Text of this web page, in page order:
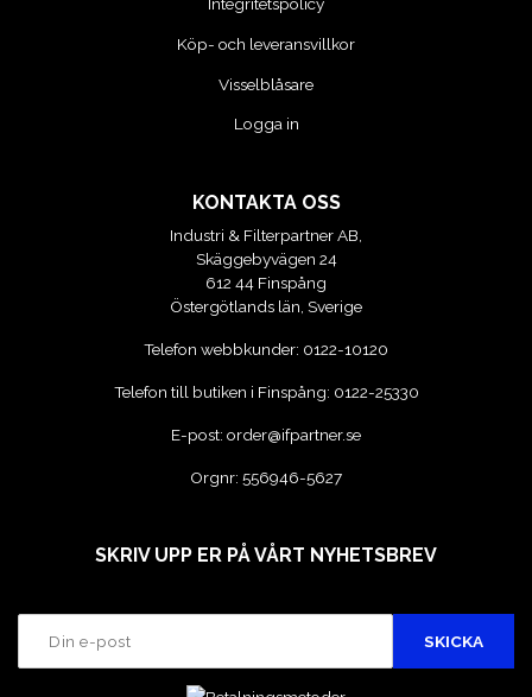
Köp- och leveransvillkor
Visselblåsare
Logga in
KONTAKTA OSS
Industri & Filterpartner AB,
Skäggebyvägen 24
612 44 Finspång
Östergötlands län, Sverige
Telefon webbkunder: 0122-10120
Telefon till butiken i Finspång: 0122-25330
E-post: order@ifpartner.se
Orgnr: 556946-5627
SKRIV UPP ER PÅ VÅRT NYHETSBREV